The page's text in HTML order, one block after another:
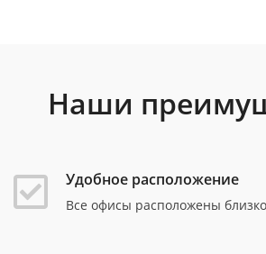
Наши
Удобное расположение
Все офисы расположены